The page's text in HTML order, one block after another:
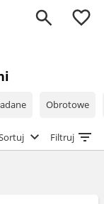
0
Obrotowe
Filtruj